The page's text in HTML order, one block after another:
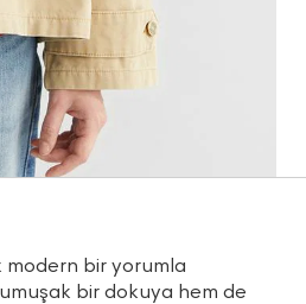
modern bir yorumla
bir dokuya hem de